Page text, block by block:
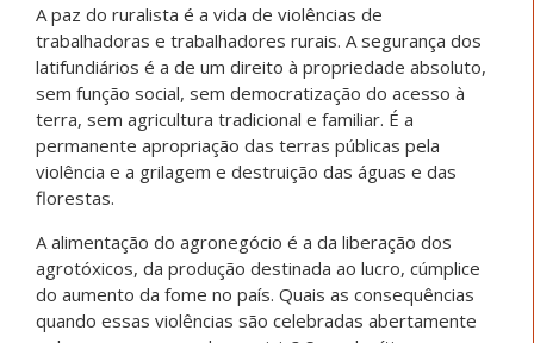
A paz do ruralista é a vida de violências de
trabalhadoras e trabalhadores rurais. A segurança dos
latifundiários é a de um direito à propriedade absoluto,
sem função social, sem democratização do acesso à
terra, sem agricultura tradicional e familiar. É a
permanente apropriação das terras públicas pela
violência e a grilagem e destruição das águas e das
florestas.
A alimentação do agronegócio é a da liberação dos
agrotóxicos, da produção destinada ao lucro, cúmplice
do aumento da fome no país. Quais as consequências
quando essas violências são celebradas abertamente